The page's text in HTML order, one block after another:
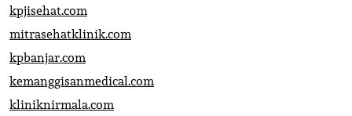
kpjisehat.com
mitrasehatklinik.com
kpbanjar.com
kemanggisanmedical.com
kliniknirmala.com